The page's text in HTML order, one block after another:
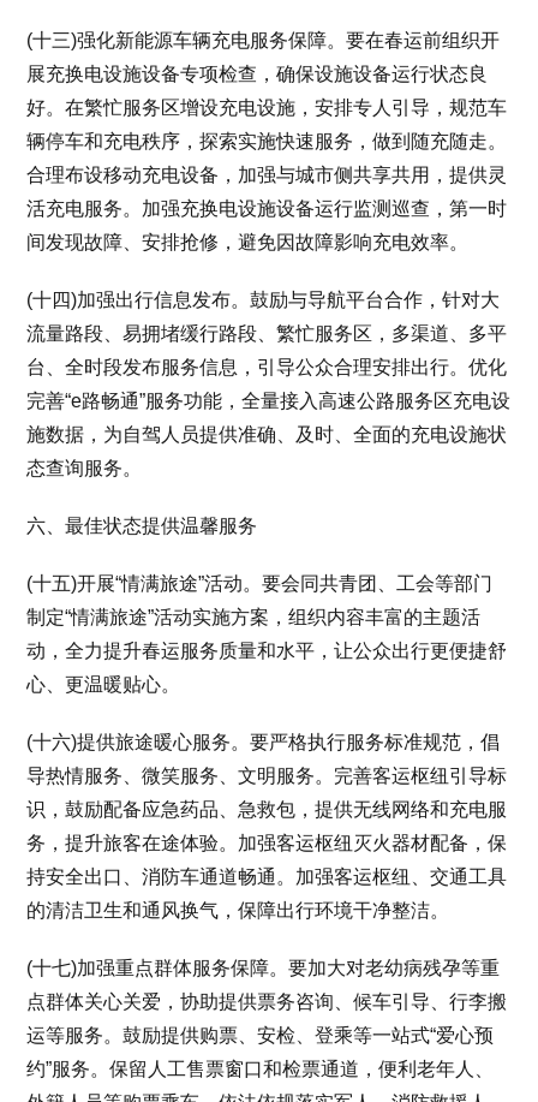
(十三)强化新能源车辆充电服务保障。要在春运前组织开
展充换电设施设备专项检查，确保设施设备运行状态良
好。在繁忙服务区增设充电设施，安排专人引导，规范车
辆停车和充电秩序，探索实施快速服务，做到随充随走。
合理布设移动充电设备，加强与城市侧共享共用，提供灵
活充电服务。加强充换电设施设备运行监测巡查，第一时
间发现故障、安排抢修，避免因故障影响充电效率。
(十四)加强出行信息发布。鼓励与导航平台合作，针对大
流量路段、易拥堵缓行路段、繁忙服务区，多渠道、多平
台、全时段发布服务信息，引导公众合理安排出行。优化
完善“e路畅通”服务功能，全量接入高速公路服务区充电设
施数据，为自驾人员提供准确、及时、全面的充电设施状
态查询服务。
六、最佳状态提供温馨服务
(十五)开展“情满旅途”活动。要会同共青团、工会等部门
制定“情满旅途”活动实施方案，组织内容丰富的主题活
动，全力提升春运服务质量和水平，让公众出行更便捷舒
心、更温暖贴心。
(十六)提供旅途暖心服务。要严格执行服务标准规范，倡
导热情服务、微笑服务、文明服务。完善客运枢纽引导标
识，鼓励配备应急药品、急救包，提供无线网络和充电服
务，提升旅客在途体验。加强客运枢纽灭火器材配备，保
持安全出口、消防车通道畅通。加强客运枢纽、交通工具
的清洁卫生和通风换气，保障出行环境干净整洁。
(十七)加强重点群体服务保障。要加大对老幼病残孕等重
点群体关心关爱，协助提供票务咨询、候车引导、行李搬
运等服务。鼓励提供购票、安检、登乘等一站式“爱心预
约”服务。保留人工售票窗口和检票通道，便利老年人、